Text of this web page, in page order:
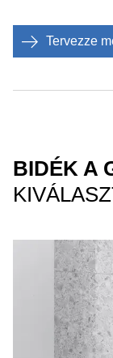
Tervezze
BIDÉK A